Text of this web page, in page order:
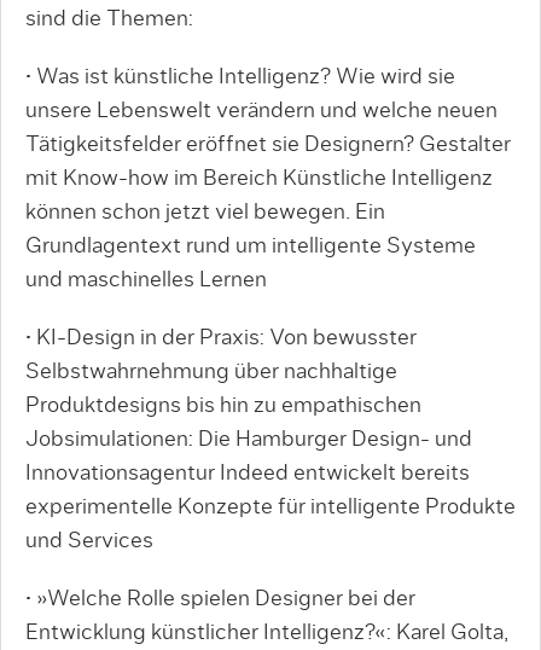
sind die Themen:
• Was ist künstliche Intelligenz? Wie wird sie
unsere Lebenswelt verändern und welche neuen
Tätigkeitsfelder eröffnet sie Designern? Gestalter
mit Know-how im Bereich Künstliche Intelligenz
können schon jetzt viel bewegen. Ein
Grundlagentext rund um intelligente Systeme
und maschinelles Lernen
• KI-Design in der Praxis: Von bewusster
Selbstwahrnehmung über nachhaltige
Produktdesigns bis hin zu empathischen
Jobsimulatio­nen: Die Hamburger Design- und
Innovationsagentur Indeed entwickelt bereits
experimentelle Konzepte für intelligente Produkte
und Services
• »Welche Rolle spielen Designer bei der
Entwicklung künstlicher Intelligenz?«: Karel Golta,